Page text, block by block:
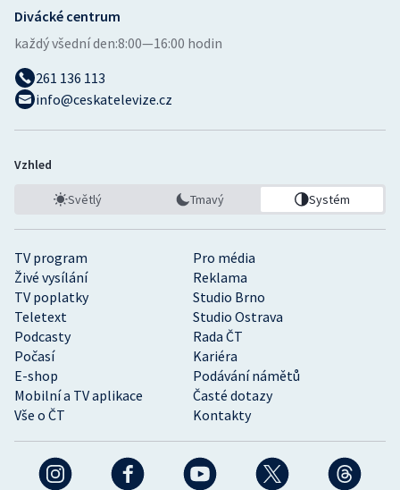
TV program
Pro média
Živé vysílání
Reklama
TV poplatky
Studio Brno
Teletext
Studio Ostrava
Podcasty
Rada ČT
Počasí
Kariéra
E-shop
Podávání námětů
Mobilní a TV aplikace
Časté dotazy
Vše o ČT
Kontakty
Divácké centrum
každý všední den:8:00—16:00 hodin
261 136 113
info@ceskatelevize.cz
Vzhled
Světlý Tmavý Systém